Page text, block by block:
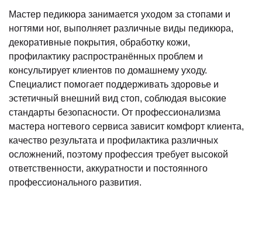
Мастер педикюра занимается уходом за стопами и
ногтями ног, выполняет различные виды педикюра,
декоративные покрытия, обработку кожи,
профилактику распространённых проблем и
консультирует клиентов по домашнему уходу.
Специалист помогает поддерживать здоровье и
эстетичный внешний вид стоп, соблюдая высокие
стандарты безопасности. От профессионализма
мастера ногтевого сервиса зависит комфорт клиента,
качество результата и профилактика различных
осложнений, поэтому профессия требует высокой
ответственности, аккуратности и постоянного
профессионального развития.